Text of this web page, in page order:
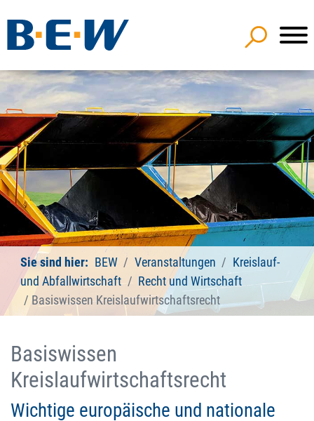
Sie sind hier: BEW Veranstaltungen
Kreislauf-
und Abfallwirtschaft
Recht und Wirtschaft
Basiswissen Kreislaufwirtschaftsrecht
Basiswissen
Kreislaufwirtschaftsrecht
Wichtige europäische und nationale